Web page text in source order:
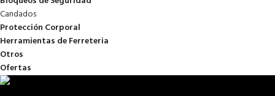
Candados
Protección Corporal
Herramientas de Ferreteria
Otros
Ofertas